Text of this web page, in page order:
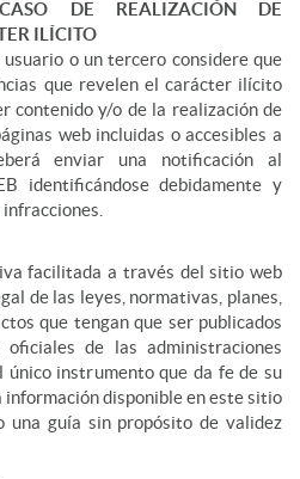
DE REALIZACIÓN DE
ILÍCITO
o un tercero considere que
que revelen el carácter ilícito
contenido y/o de la realización de
web incluidas o accesibles a
enviar una notificación al
identificándose debidamente y
facilitada a través del sitio web
de las leyes, normativas, planes,
que tengan que ser publicados
de las administraciones
único instrumento que da fe de su
disponible en este sitio
una guía sin propósito de validez